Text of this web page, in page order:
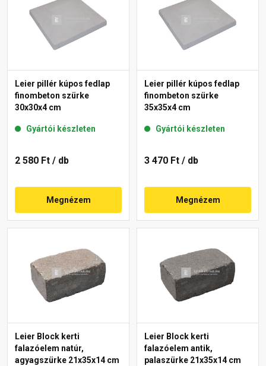
Leier pillér kúpos fedlap
finombeton szürke
30x30x4 cm
Gyártói készleten
2 580 Ft / db
Megnézem
Leier pillér kúpos fedlap
finombeton szürke
35x35x4 cm
Gyártói készleten
3 470 Ft / db
Megnézem
Leier Block kerti
falazóelem natúr,
agyagszürke 21x35x14 cm
Leier Block kerti
falazóelem antik,
palaszürke 21x35x14 cm